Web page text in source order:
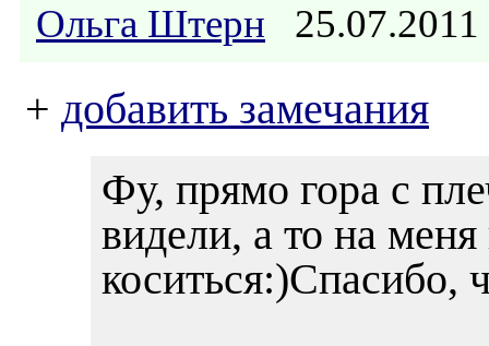
Ольга Штерн
+ добавить замечания
Фу, прямо гора с
видели, а то на
коситься:)Спасибо,